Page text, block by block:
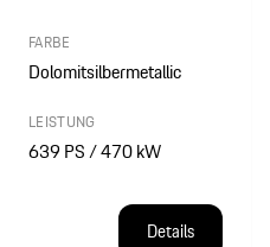
FARBE
Dolomitsilbermetallic
LEISTUNG
639 PS / 470 kW
Details